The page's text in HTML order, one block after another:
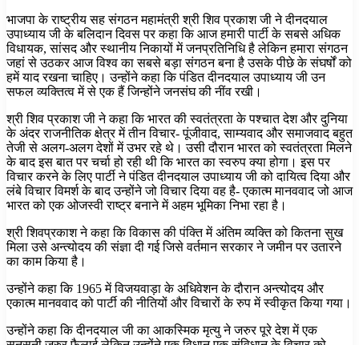
भाजपा के राष्ट्रीय सह संगठन महामंत्री श्री शिव प्रकाश जी ने दीनदयाल
उपाध्याय जी के बलिदान दिवस पर कहा कि आज हमारी पार्टी के सबसे अधिक
विधायक, सांसद और स्थानीय निकायों में जनप्रतिनिधि है लेकिन हमारा संगठन
जहां से उठकर आज विश्व का सबसे बड़ा संगठन बना है उसके पीछे के संघर्षों को
हमें याद रखना चाहिए। उन्होंने कहा कि पंडित दीनदयाल उपाध्याय जी उन
सफल व्यक्तित्व में से एक हैं जिन्होंने जनसंघ की नींव रखी।
श्री शिव प्रकाश जी ने कहा कि भारत की स्वतंत्रता के पश्चात देश और दुनिया
के अंदर राजनीतिक क्षेत्र में तीन विचार- पूंजीवाद, साम्यवाद और समाजवाद बहुत
तेजी से अलग-अलग देशों में उभर रहे थे। उसी दौरान भारत को स्वतंत्रता मिलने
के बाद इस बात पर चर्चा हो रही थी कि भारत का स्वरुप क्या होगा। इस पर
विचार करने के लिए पार्टी ने पंडित दीनदयाल उपाध्याय जी को दायित्व दिया और
लंबे विचार विमर्श के बाद उन्होंने जो विचार दिया वह है- एकात्म मानववाद जो आज
भारत को एक ओजस्वी राष्ट्र बनाने में अहम भूमिका निभा रहा है।
श्री शिवप्रकाश ने कहा कि विकास की पंक्ति में अंतिम व्यक्ति को कितना सुख
मिला उसे अन्त्योदय की संज्ञा दी गई जिसे वर्तमान सरकार ने जमीन पर उतारने
का काम किया है।
उन्होंने कहा कि 1965 में विजयवाड़ा के अधिवेशन के दौरान अन्त्योदय और
एकात्म मानववाद को पार्टी की नीतियों और विचारों के रुप में स्वीकृत किया गया।
उन्होंने कहा कि दीनदयाल जी का आकस्मिक मृत्यु ने जरुर पूरे देश में एक